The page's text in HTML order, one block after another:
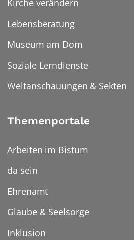
Kirche verändern
Lebensberatung
Museum am Dom
Soziale Lerndienste
Weltanschauungen & Sekten
Themenportale
Arbeiten im Bistum
da sein
Ehrenamt
Glaube & Seelsorge
Inklusion